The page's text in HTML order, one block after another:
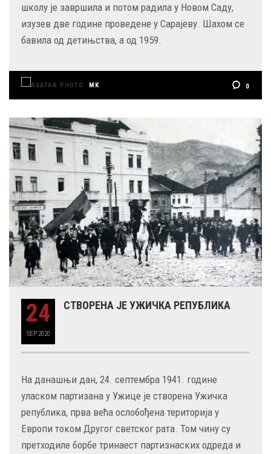
школу је завршила и потом радила у Новом Саду,
изузев две године проведене у Сарајеву. Шахом се
бавила од детињства, а од 1959.
MK 0
24
SEP 2020
СТВОРЕНА ЈЕ УЖИЧКА РЕПУБЛИКА
На данашњи дан, 24. септембра 1941. године
уласком партизана у Ужице је створена Ужичка
република, прва већа ослобођена територија у
Европи током Другог светског рата. Том чину су
претходиле борбе тринаест партизнаских одреда и